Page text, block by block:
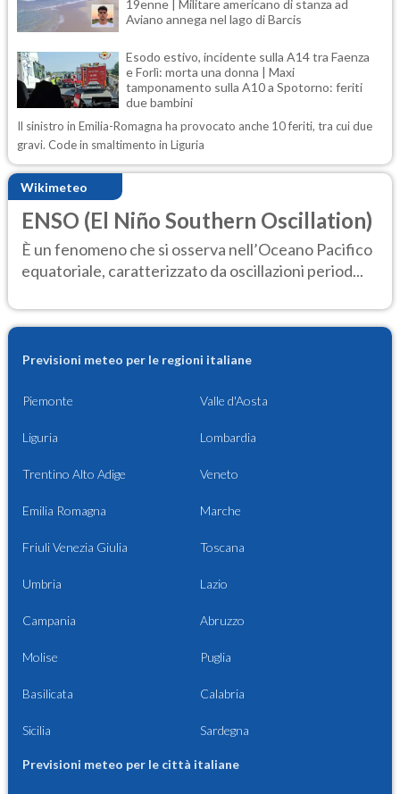
19enne | Militare americano di stanza ad
Aviano annega nel lago di Barcis
Esodo estivo, incidente sulla A14 tra Faenza
e Forlì: morta una donna | Maxi
tamponamento sulla A10 a Spotorno: feriti
due bambini
Il sinistro in Emilia-Romagna ha provocato anche 10 feriti, tra cui due
gravi. Code in smaltimento in Liguria
Wikimeteo
ENSO (El Niño Southern Oscillation)
È un fenomeno che si osserva nell’Oceano Pacifico
equatoriale, caratterizzato da oscillazioni period...
Previsioni meteo per le regioni italiane
Piemonte Valle d'Aosta
Liguria Lombardia
Trentino Alto Adige Veneto
Emilia Romagna Marche
Friuli Venezia Giulia Toscana
Umbria Lazio
Campania Abruzzo
Molise Puglia
Basilicata Calabria
Sicilia Sardegna
Previsioni meteo per le città italiane